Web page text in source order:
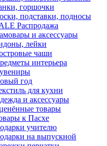
горшочки
подставки, подносы
Распродажа
и аксессуары
лейки
чаши
интерьера
год
для кухни
и аксессуары
товары
к Пасхе
учителю
на выпускной